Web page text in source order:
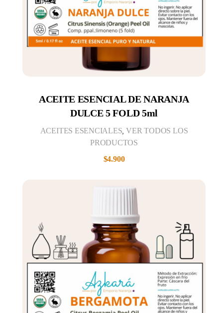
ACEITE ESENCIAL DE NARANJA
DULCE 5 FOLD 5ml
$4.900
ACEITES ESENCIALES ,VER TODOS LOS
PRODUCTOS